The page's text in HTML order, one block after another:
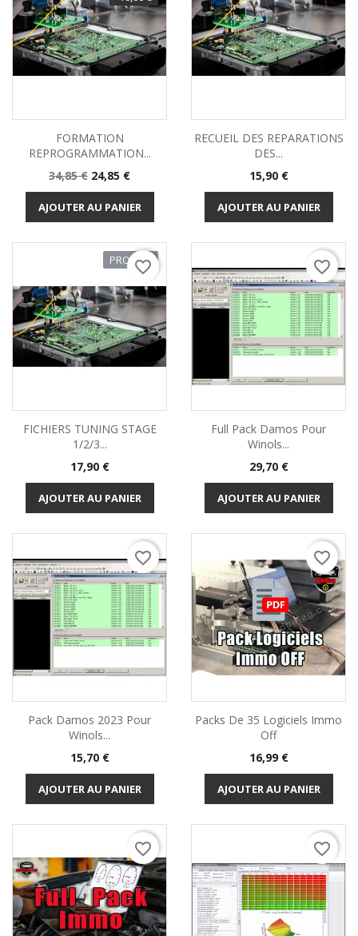
FORMATION
REPROGRAMMATION...
Prix
de
base
34,85 € Prix
24,85 €
AJOUTER AU PANIER
RECUEIL DES REPARATIONS
DES...
Prix
15,90 €
AJOUTER AU PANIER
PROMO !
FICHIERS TUNING STAGE
1/2/3...
Prix
17,90 €
AJOUTER AU PANIER
favorite_border
Full Pack Damos Pour
Winols...
Prix
29,70 €
AJOUTER AU PANIER
favorite_border
Pack Damos 2023 Pour
Winols...
Prix
15,70 €
AJOUTER AU PANIER
favorite_border
Packs De 35 Logiciels Immo
Off
Prix
16,99 €
AJOUTER AU PANIER
favorite_border
favorite_border favorite_border